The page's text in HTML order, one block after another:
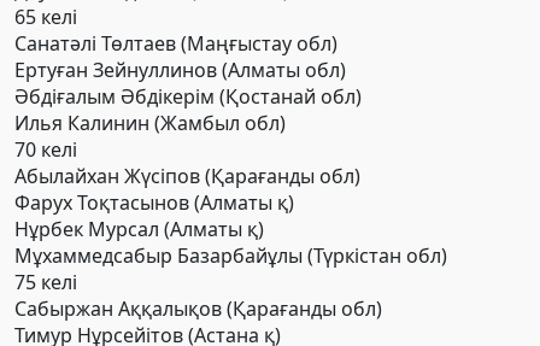
65 келі
Санатәлі Төлтаев (Маңғыстау обл)
Ертуған Зейнуллинов (Алматы обл)
Әбдіғалым Әбдікерім (Қостанай обл)
Илья Калинин (Жамбыл обл)
70 келі
Абылайхан Жүсіпов (Қарағанды обл)
Фарух Тоқтасынов (Алматы қ)
Нұрбек Мурсал (Алматы қ)
Мұхаммедсабыр Базарбайұлы (Түркістан обл)
75 келi
Сабыржан Аққалықов (Қарағанды обл)
Тимур Нұрсейітов (Астана қ)